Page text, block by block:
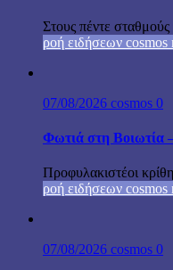
Στους πέντε
ροή ειδήσεων cosmos
07/08/2026 cosmos 0
Φωτιά στη Βοιωτία –
Προφυλακιστέοι
ροή ειδήσεων cosmos
07/08/2026 cosmos 0